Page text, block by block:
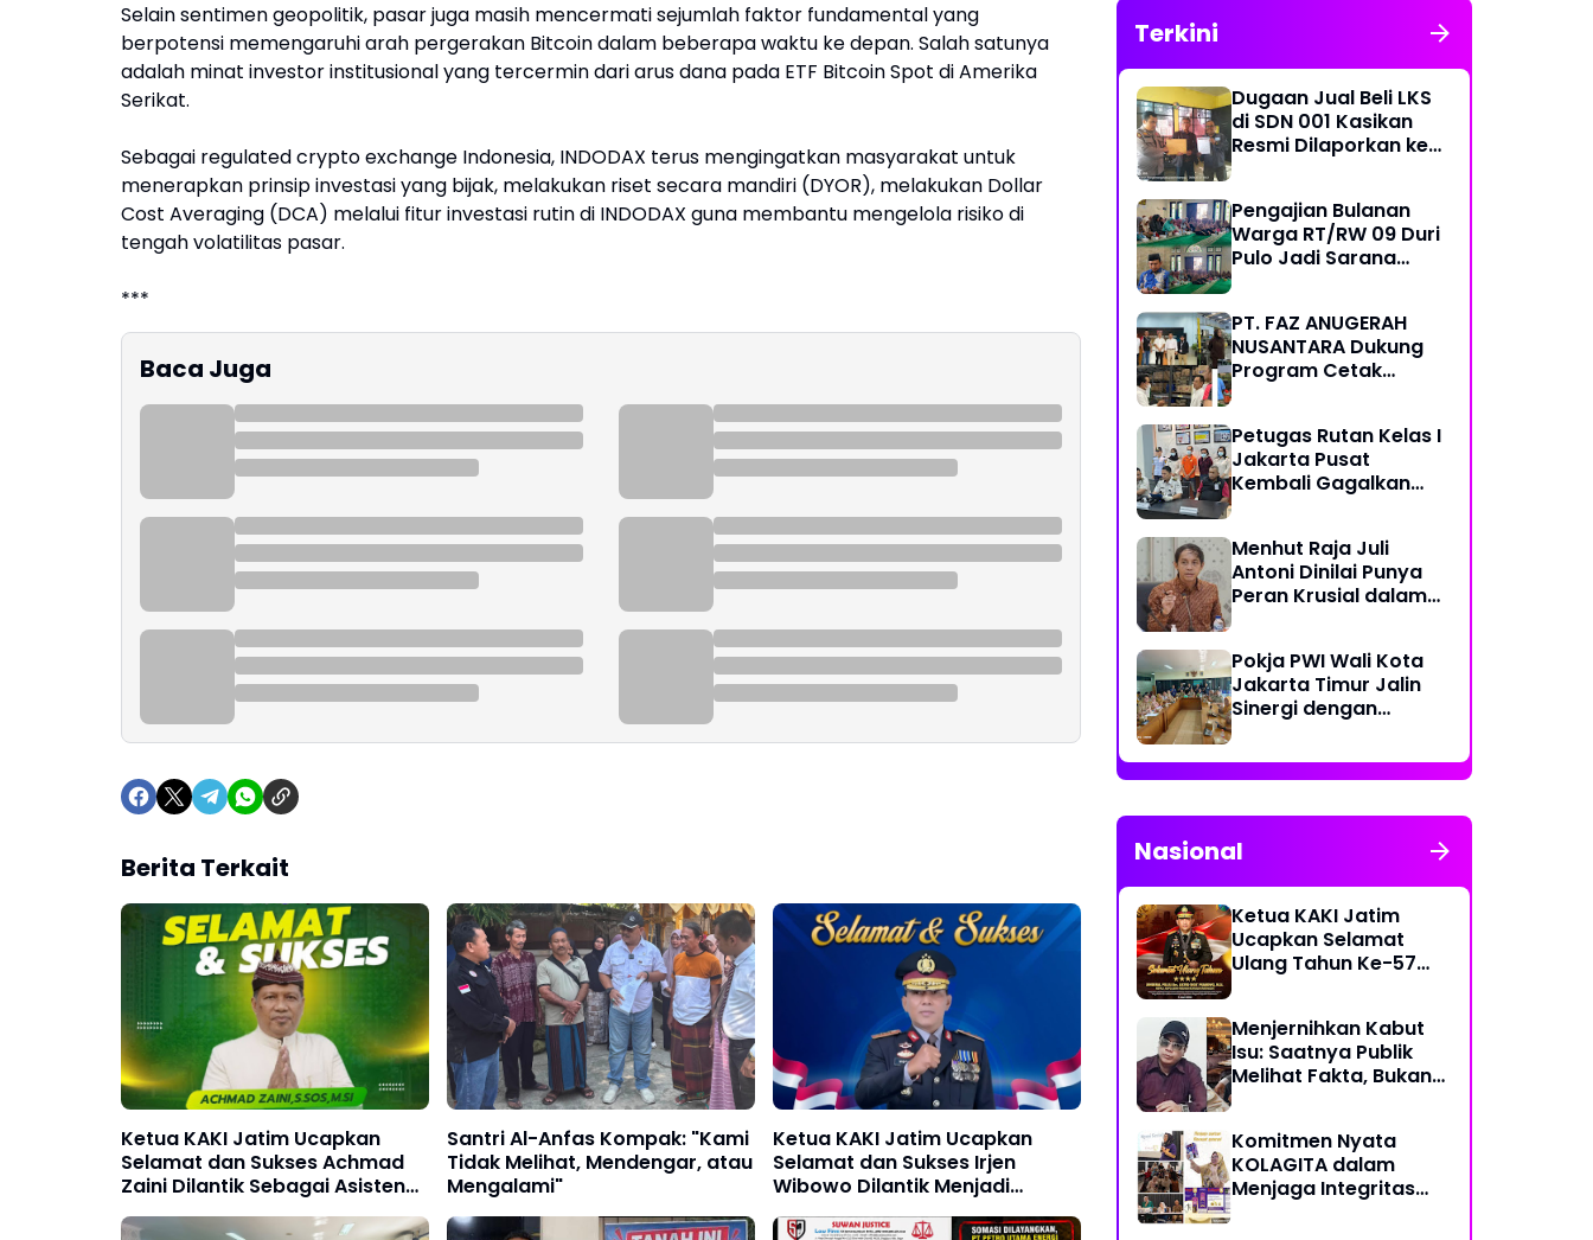
Selain sentimen geopolitik, pasar juga masih mencermati sejumlah faktor fundamental yang
berpotensi memengaruhi arah pergerakan Bitcoin dalam beberapa waktu ke depan. Salah satunya
adalah minat investor institusional yang tercermin dari arus dana pada ETF Bitcoin Spot di Amerika
Serikat.
Sebagai regulated crypto exchange Indonesia, INDODAX terus mengingatkan masyarakat untuk
menerapkan prinsip investasi yang bijak, melakukan riset secara mandiri (DYOR), melakukan Dollar
Cost Averaging (DCA) melalui fitur investasi rutin di INDODAX guna membantu mengelola risiko di
tengah volatilitas pasar.
***
Baca Juga
Berita Terkait
Ketua KAKI Jatim Ucapkan
Selamat dan Sukses Achmad
Zaini Dilantik Sebagai Asisten
Pemerintahan dan
Kesejahteraan Rakyat Kota
Santri Al-Anfas Kompak: "Kami
Tidak Melihat, Mendengar, atau
Mengalami"
Ketua KAKI Jatim Ucapkan
Selamat dan Sukses Irjen
Wibowo Dilantik Menjadi
Kakorlantas Polri, Semoga
Amanah dan Sukses
Terkini
Dugaan Jual Beli LKS
di SDN 001 Kasikan
Resmi Dilaporkan ke
Metroterkini.id Desak
Usut Kasus Ini
Pengajian Bulanan
Warga RT/RW 09 Duri
Pulo Jadi Sarana
Kebersamaan
PT. FAZ ANUGERAH
NUSANTARA Dukung
Program Cetak
Pestisida
Petugas Rutan Kelas I
Jakarta Pusat
Kembali Gagalkan
Disembunyikan di
Pakaian Dalam
Pengunjung
Menhut Raja Juli
Antoni Dinilai Punya
Peran Krusial dalam
Hutan
Pokja PWI Wali Kota
Jakarta Timur Jalin
Sinergi dengan
untuk Perkuat
Publikasi Informasi
Nasional
Ketua KAKI Jatim
Ucapkan Selamat
Ulang Tahun Ke-57
Semoga Selalu Sehat
Sukses Berkah Umur
Menjernihkan Kabut
Isu: Saatnya Publik
Melihat Fakta, Bukan
Komitmen Nyata
KOLAGITA dalam
Menjaga Integritas